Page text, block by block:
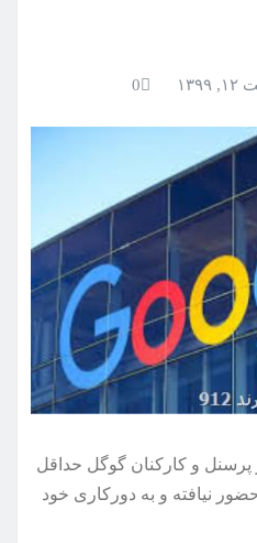
0
از پرسنل و کارکنان گوگل حداقل
نیافته و به دورکاری خود